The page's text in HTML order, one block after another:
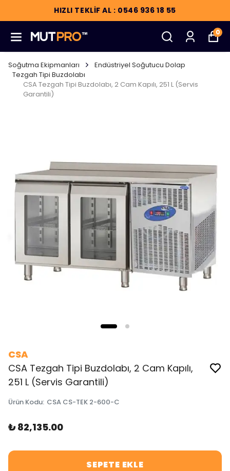
HIZLI TEKLİF AL : 0546 936 18 55
0
Soğutma Ekipmanları
Endüstriyel Soğutucu Dolap
Tezgah Tipi Buzdolabı
CSA Tezgah Tipi Buzdolabı, 2 Cam Kapılı, 251 L (Servis
Garantili)
CSA
CSA Tezgah Tipi Buzdolabı, 2 Cam Kapılı,
251 L (Servis Garantili)
Ürün Kodu: CSA CS-TEK 2-600-C
₺ 82,135.00
SEPETE EKLE